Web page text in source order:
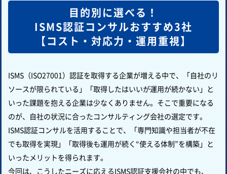
目的別に選べる！
ISMS認証コンサルおすすめ3社
【コスト・対応力・運用重視】
ISMS（ISO27001）認証を取得する企業が増える中で、「自社のリ
ソースが限られている」「取得したはいいが運用が続かない」と
いった課題を抱える企業は少なくありません。そこで重要になる
のが、自社の状況に合ったコンサルティング会社の選定です。
ISMS認証コンサルを活用することで、「専門知識や担当者が不在
でも取得を実現」「取得後も運用が続く“使える体制”を構築」と
いったメリットを得られます。
今回は、こうしたニーズに応えるISMS認証支援会社の中でも、